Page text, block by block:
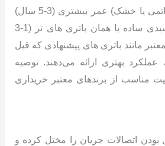
باتری‌های سیلد اسید (اتمی یا خشک) عمر بیشتری (3-5 سال)
نسبت به باتری‌های اسیدی ساده یا همان باتری های تر (1-3
مانند باتری های پیشنهادی که قبل
عملکرد بهتری ارائه می‌دهند. توصیه
مناسب از برندهای معتبر خریداری
بودن اتصالات جریان را مختل کرده و